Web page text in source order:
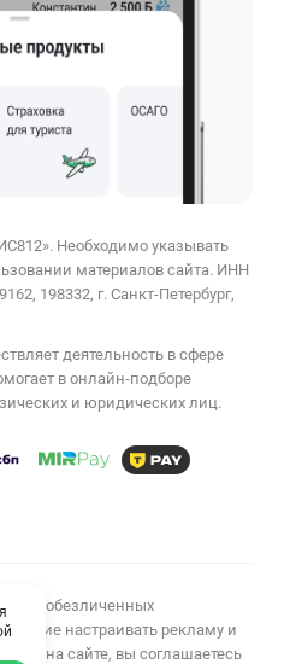
Необходимо указывать
материалов сайта. ИНН
198332, г. Санкт-Петербург,
деятельность в сфере
в онлайн-подборе
и юридических лиц.
обезличенных
настраивать рекламу и
на сайте, вы соглашаетесь